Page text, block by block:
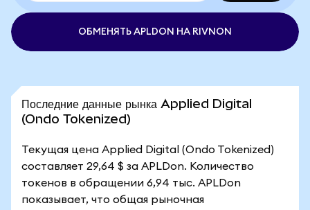
ОБМЕНЯТЬ APLDON НА RIVNON
Последние данные рынка Applied Digital
(Ondo Tokenized)
Текущая цена Applied Digital (Ondo Tokenized)
составляет 29,64 $ за APLDon. Количество
токенов в обращении 6,94 тыс. APLDon
показывает, что общая рыночная